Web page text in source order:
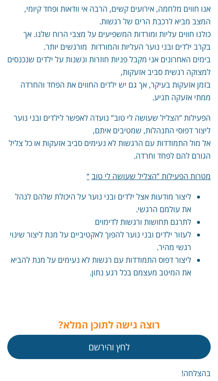
אנו חווים מלחמה, אירועים קשים, הרבה אי וודאות ופחד קיומי,
המצב מביא לרכבת הרים של רגשות.
כולנו חווים עליות ומורדות המשפיעים על מצבי הרוח שלנו. אך
בקרב ילדים ובני נוער העליות והמורדות מורגשים יותר.
בימים האחרונים אני מקבל פניות חוזרות ונשנות על ילדים שנכנסים
למצוקה רגשית סביב אזעקות,
בזמן אזעקות בעיקר, אך גם יש ילדים החווים את הפחד והחרדה
ממתי אזעקה תגיע.
הפעילות ”הצליל שעושה לי טוב” נועדה לאפשר לילדים ובני נוער
ליצור דפוסי התנהלות, שמטיבים איתם,
אל מול התמודדות עם הרגשות לא נעימים סביב אזעקות או כל צליל
הגורם להם לפחד וחרדה.
מטרות הפעילות ”הצליל שעושה לי טוב“
ליצור מודעות אצל ילדים ובני נוער על היכולת שלהם לנהל
את עולמם הרגשי.
לתרגם תחושות ורגשות לדימוים
לעזור ילדים ובני נוער להפוך לאקטיביים על מנת ליצור שינוי
רגשי מהיר.
ליצור דפוס התמודדות עם רגשות לא נעימים על מנת להביא
את המיטב מעצמם בכל רגע נתון.
לחץ והירשם
רוצה גישה לתוכן המלא?
בהצלחה!